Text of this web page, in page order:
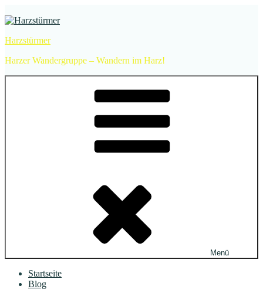
Inhalt
Harzstürmer
Harzer Wandergruppe – Wandern im Harz!
Menü
Startseite
Blog